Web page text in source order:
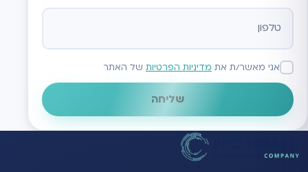
אני מאשר/ת את מדיניות הפרטיות של האתר
שליחה